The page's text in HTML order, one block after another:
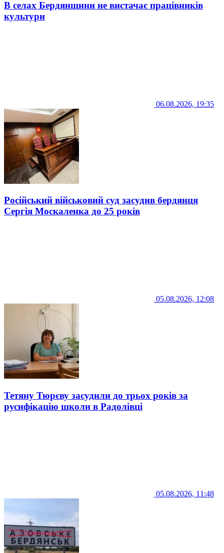
В селах Бердянщини не вистачає працівників
культури
06.08.2026, 19:35
Російський військовий суд засудив бердянця
Сергія Москаленка до 25 років
05.08.2026, 12:08
Тетяну Тюрєву засудили до трьох років за
русифікацію школи в Радолівці
05.08.2026, 11:48